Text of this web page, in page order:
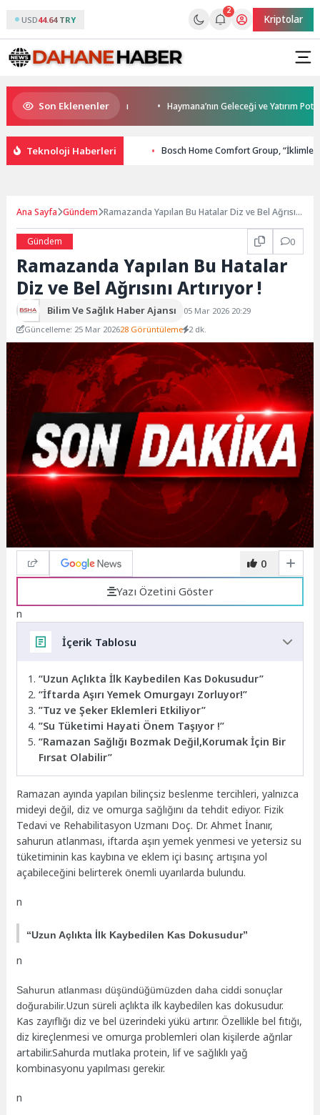
USD44.64 TRY
2
Kriptolar
Son Eklenenler
modern ulaşım yatırımı Haymana’nın Geleceği ve Yatırım
Teknoloji Haberleri Bosch Home Comfort Group,
Ana Sayfa Gündem Ramazanda Yapılan Bu Hatalar Diz ve Bel Ağrısını
Gündem
0
Ramazanda Yapılan Bu Hatalar
Diz ve Bel Ağrısını Artırıyor !
Bilim Ve Sağlık Haber Ajansı
05 Mar 2026 20:29
Güncelleme: 25 Mar 202628 Görüntüleme 2 dk.
0
Yazı Özetini Göster
n
İçerik Tablosu
“Uzun Açlıkta İlk Kaybedilen Kas Dokusudur”
“İftarda Aşırı Yemek Omurgayı Zorluyor!”
”Tuz ve Şeker Eklemleri Etkiliyor”
”Su Tüketimi Hayati Önem Taşıyor !”
“Ramazan Sağlığı Bozmak Değil,Korumak İçin Bir
Fırsat Olabilir”
Ramazan ayında yapılan bilinçsiz beslenme tercihleri, yalnızca
mideyi değil, diz ve omurga sağlığını da tehdit ediyor. Fizik
Tedavi ve Rehabilitasyon Uzmanı Doç. Dr. Ahmet İnanır,
sahurun atlanması, iftarda aşırı yemek yenmesi ve yetersiz su
tüketiminin kas kaybına ve eklem içi basınç artışına yol
açabileceğini belirterek önemli uyarılarda bulundu.
n
“Uzun Açlıkta İlk Kaybedilen Kas Dokusudur”
n
Sahurun atlanması düşündüğümüzden daha ciddi sonuçlar
doğurabilir.Uzun süreli açlıkta ilk kaybedilen kas dokusudur.
Kas zayıflığı diz ve bel üzerindeki yükü artırır. Özellikle bel fıtığı,
diz kireçlenmesi ve omurga problemleri olan kişilerde ağrılar
artabilir.Sahurda mutlaka protein, lif ve sağlıklı yağ
kombinasyonu yapılması gerekir.
n